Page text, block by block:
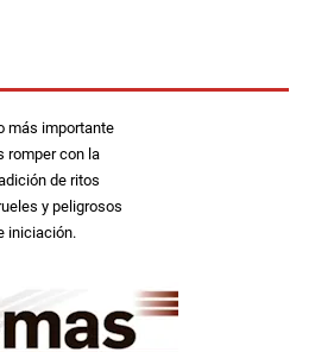
más importante
romper con la
de ritos
y peligrosos
iniciación.